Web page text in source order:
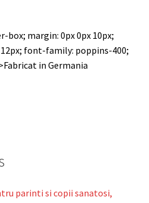
box; margin: 0px 0px 10px;
font-family: poppins-400;
Fabricat in Germania